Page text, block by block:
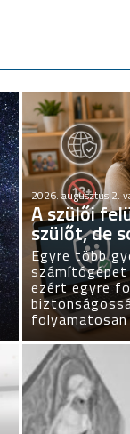
2026. augusztus 2.
A szülői
szülőt, de
Egyre több
számítógépet
ezért egyre